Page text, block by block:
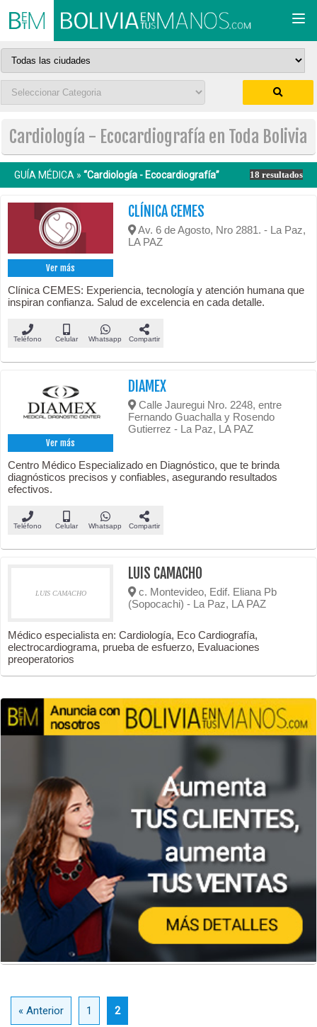
Cardiología - Ecocardiografía en Toda Bolivia
GUÍA MÉDICA » “Cardiología - Ecocardiografía” 18 resultados
Ver más
CLÍNICA CEMES
Av. 6 de Agosto, Nro 2881. - La Paz,
LA PAZ
Clínica CEMES: Experiencia, tecnología y atención humana que
inspiran confianza. Salud de excelencia en cada detalle.
Teléfono Celular Whatsapp Compartir
Ver más
DIAMEX
Calle Jauregui Nro. 2248, entre
Fernando Guachalla y Rosendo
Gutierrez - La Paz, LA PAZ
Centro Médico Especializado en Diagnóstico, que te brinda
diagnósticos precisos y confiables, asegurando resultados
efectivos.
Teléfono Celular Whatsapp Compartir
LUIS CAMACHO
LUIS CAMACHO
c. Montevideo, Edif. Eliana Pb
(Sopocachi) - La Paz, LA PAZ
Médico especialista en: Cardiología, Eco Cardiografía,
electrocardiograma, prueba de esfuerzo, Evaluaciones
preoperatorios
« Anterior 1 2